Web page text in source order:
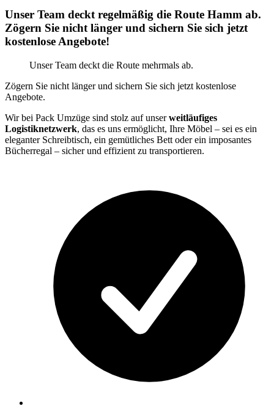
Unser Team deckt regelmäßig die Route Hamm ab.
Zögern Sie nicht länger und sichern Sie sich jetzt
kostenlose Angebote!
Unser Team deckt die Route mehrmals ab.
Zögern Sie nicht länger und sichern Sie sich jetzt kostenlose
Angebote.
Wir bei Pack Umzüge sind stolz auf unserweitläufiges
Logistiknetzwerk, das es uns ermöglicht, Ihre Möbel – sei es ein
eleganter Schreibtisch, ein gemütliches Bett oder ein imposantes
Bücherregal – sicher und effizient zu transportieren.